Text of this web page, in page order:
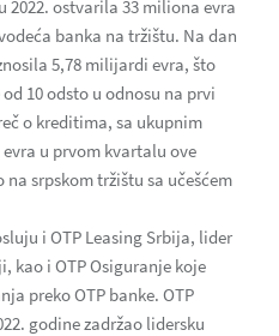
2022. ostvarila 33 miliona evra
banka na tržištu. Na dan
5,78 milijardi evra, što
10 odsto u odnosu na prvi
o kreditima, sa ukupnim
u prvom kvartalu ove
srpskom tržištu sa učešćem
i OTP Leasing Srbija, lider
kao i OTP Osiguranje koje
preko OTP banke. OTP
godine zadržao lidersku